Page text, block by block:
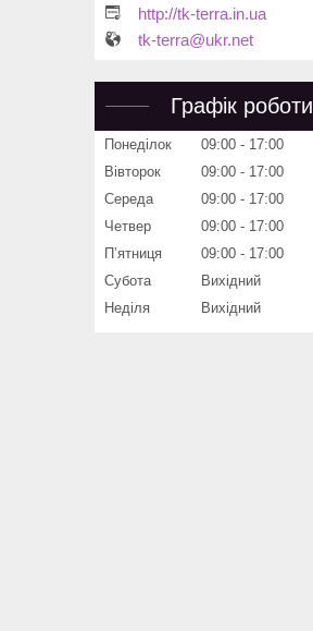
http://tk-terra.in.ua
tk-terra@ukr.net
Графік роботи
Понеділок 09:00
17:00
Вівторок
09:00
17:00
Середа
09:00
17:00
Четвер
09:00
17:00
Пʼятниця
09:00
17:00
Субота
Вихідний
Неділя
Вихідний